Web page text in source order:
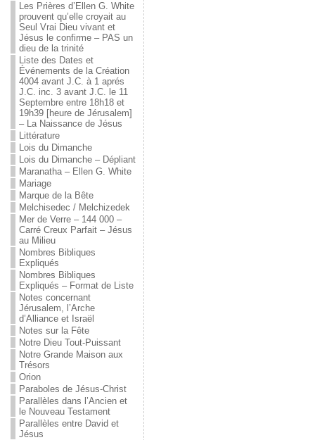
Les Prières d’Ellen G. White
prouvent qu’elle croyait au
Seul Vrai Dieu vivant et
Jésus le confirme – PAS un
dieu de la trinité
Liste des Dates et
Événements de la Création
4004 avant J.C. à 1 aprés
J.C. inc. 3 avant J.C. le 11
Septembre entre 18h18 et
19h39 [heure de Jérusalem]
– La Naissance de Jésus
Littérature
Lois du Dimanche
Lois du Dimanche – Dépliant
Maranatha – Ellen G. White
Mariage
Marque de la Bête
Melchisedec / Melchizedek
Mer de Verre – 144 000 –
Carré Creux Parfait – Jésus
au Milieu
Nombres Bibliques
Expliqués
Nombres Bibliques
Expliqués – Format de Liste
Notes concernant
Jérusalem, l’Arche
d’Alliance et Israël
Notes sur la Fête
Notre Dieu Tout-Puissant
Notre Grande Maison aux
Trésors
Orion
Paraboles de Jésus-Christ
Parallèles dans l’Ancien et
le Nouveau Testament
Parallèles entre David et
Jésus